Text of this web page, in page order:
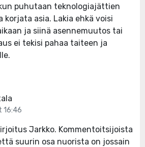
puhutaan teknologiajättien
asia. Lakia ehkä voisi
ja siinä asennemuutos tai
ei tekisi pahaa taiteen ja
16:46
Jarkko. Kommentoitsijoista
suurin osa nuorista on jossain